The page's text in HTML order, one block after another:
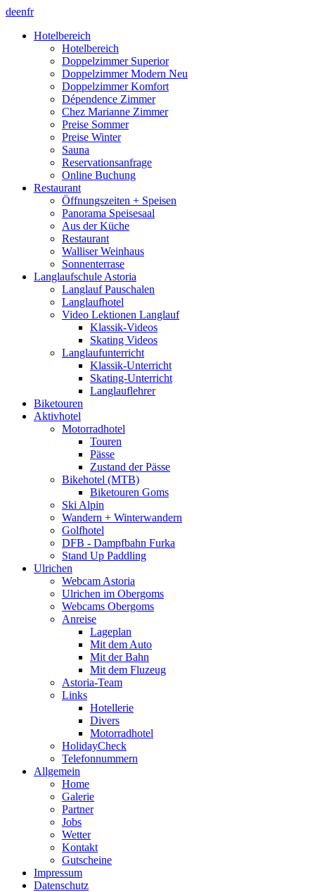
deenfr
Hotelbereich
Hotelbereich
Doppelzimmer Superior
Doppelzimmer Modern Neu
Doppelzimmer Komfort
Dépendence Zimmer
Chez Marianne Zimmer
Preise Sommer
Preise Winter
Sauna
Reservationsanfrage
Online Buchung
Restaurant
Öffnungszeiten + Speisen
Panorama Speisesaal
Aus der Küche
Restaurant
Walliser Weinhaus
Sonnenterrase
Langlaufschule Astoria
Langlauf Pauschalen
Langlaufhotel
Video Lektionen Langlauf
Klassik-Videos
Skating Videos
Langlaufunterricht
Klassik-Unterricht
Skating-Unterricht
Langlauflehrer
Biketouren
Aktivhotel
Motorradhotel
Touren
Pässe
Zustand der Pässe
Bikehotel (MTB)
Biketouren Goms
Ski Alpin
Wandern + Winterwandern
Golfhotel
DFB - Dampfbahn Furka
Stand Up Paddling
Ulrichen
Webcam Astoria
Ulrichen im Obergoms
Webcams Obergoms
Anreise
Lageplan
Mit dem Auto
Mit der Bahn
Mit dem Fluzeug
Astoria-Team
Links
Hotellerie
Divers
Motorradhotel
HolidayCheck
Telefonnummern
Allgemein
Home
Galerie
Partner
Jobs
Wetter
Kontakt
Gutscheine
Impressum
Datenschutz